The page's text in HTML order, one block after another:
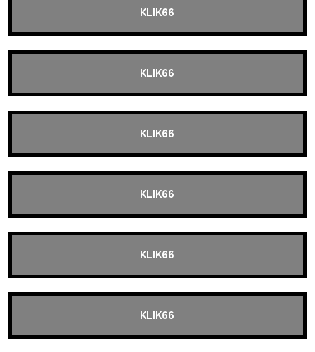
KLIK66
KLIK66
KLIK66
KLIK66
KLIK66
KLIK66